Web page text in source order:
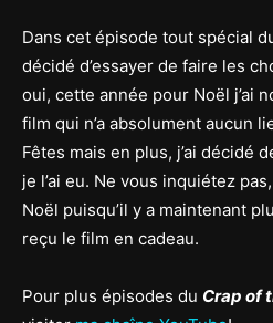
Dans cet épisode tout spécial
décidé d’essayer de faire les
oui, cette année pour Noël j’ai
film qui n’a absolument aucun
Fêtes mais en plus, j’ai décidé
je l’ai eu. Ne vous inquiétez
Noël puisqu’il y a maintenant
reçu le film en cadeau.
Pour plus épisodes du Crap of